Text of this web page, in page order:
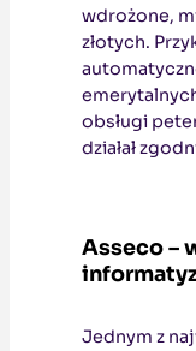
wdrożone,
złotych.
obsługi
działał
Asseco –
Jednym z